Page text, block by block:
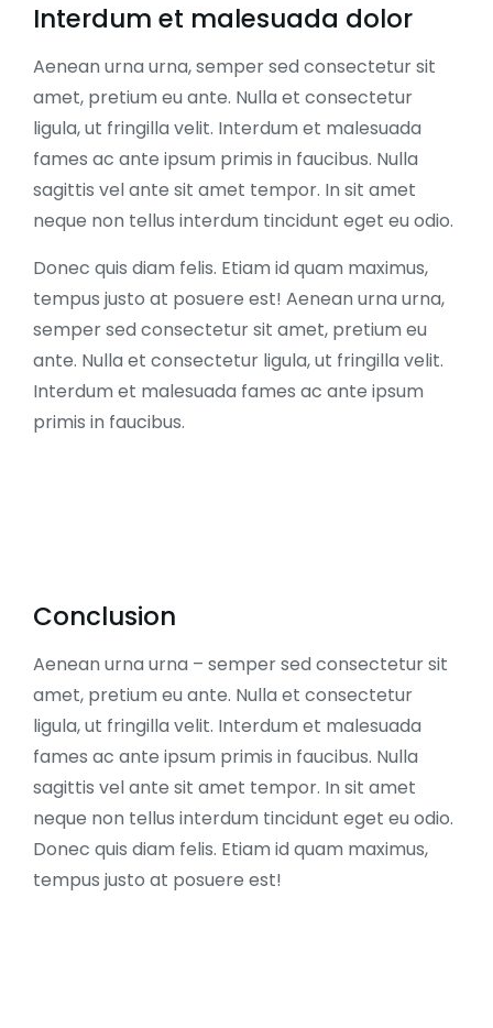
Interdum et malesuada dolor
Aenean urna urna, semper sed consectetur sit
amet, pretium eu ante. Nulla et consectetur
ligula, ut fringilla velit. Interdum et malesuada
fames ac ante ipsum primis in faucibus. Nulla
sagittis vel ante sit amet tempor. In sit amet
neque non tellus interdum tincidunt eget eu odio.
Donec quis diam felis. Etiam id quam maximus,
tempus justo at posuere est! Aenean urna urna,
semper sed consectetur sit amet, pretium eu
ante. Nulla et consectetur ligula, ut fringilla velit.
Interdum et malesuada fames ac ante ipsum
primis in faucibus.
Conclusion
Aenean urna urna – semper sed consectetur sit
amet, pretium eu ante. Nulla et consectetur
ligula, ut fringilla velit. Interdum et malesuada
fames ac ante ipsum primis in faucibus. Nulla
sagittis vel ante sit amet tempor. In sit amet
neque non tellus interdum tincidunt eget eu odio.
Donec quis diam felis. Etiam id quam maximus,
tempus justo at posuere est!